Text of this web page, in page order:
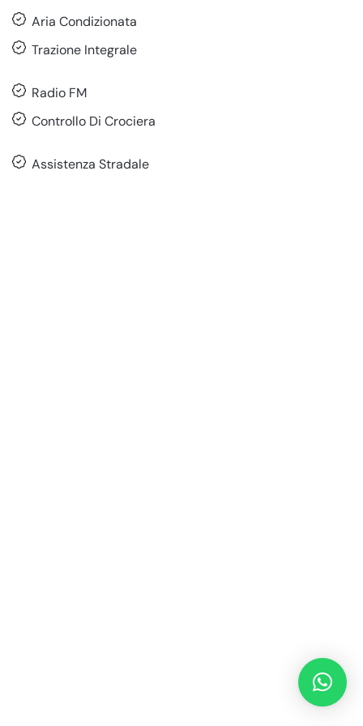
Aria Condizionata
Trazione Integrale
Radio FM
Controllo Di Crociera
Assistenza Stradale